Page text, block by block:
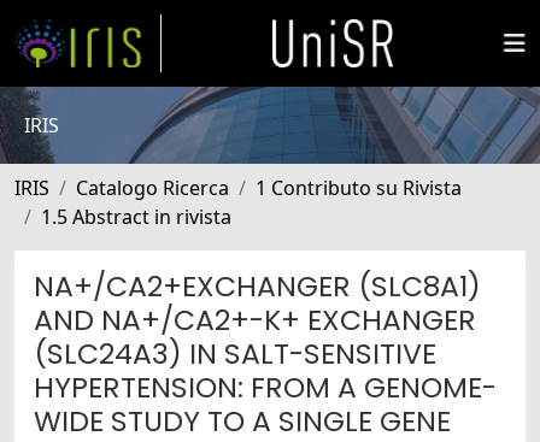
IRIS
IRIS Catalogo Ricerca
1 Contributo su Rivista
1.5 Abstract in rivista
NA+/CA2+EXCHANGER (SLC8A1)
AND NA+/CA2+-K+ EXCHANGER
(SLC24A3) IN SALT-SENSITIVE
HYPERTENSION: FROM A GENOME-
WIDE STUDY TO A SINGLE GENE